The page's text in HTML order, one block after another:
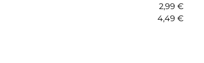
2,99 €
4,49 €